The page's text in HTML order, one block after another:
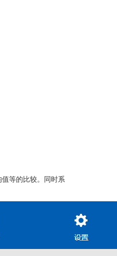
值等的比较。 同时系